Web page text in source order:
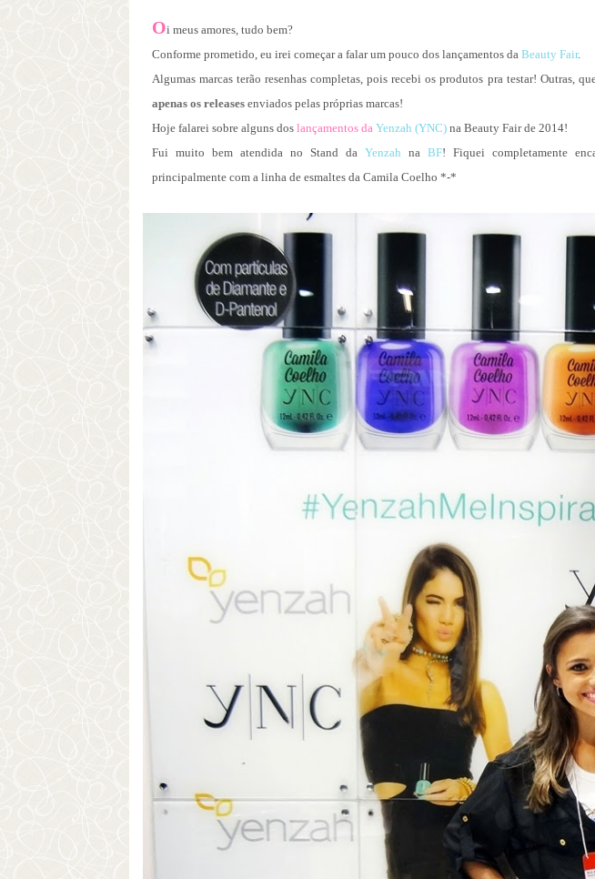
Oi meus amores, tudo bem?
Conforme prometido, eu irei começar a falar um pouco dos lançamentos da Beauty Fair.
Algumas marcas terão resenhas completas, pois recebi os produtos pra testar! Outras,
apenas os releases enviados pelas próprias marcas!
Hoje falarei sobre alguns dos lançamentos da Yenzah (YNC) na Beauty Fair de 2014!
Fui muito bem atendida no Stand da Yenzah na BF! Fiquei completamente
principalmente com a linha de esmaltes da Camila Coelho *-*